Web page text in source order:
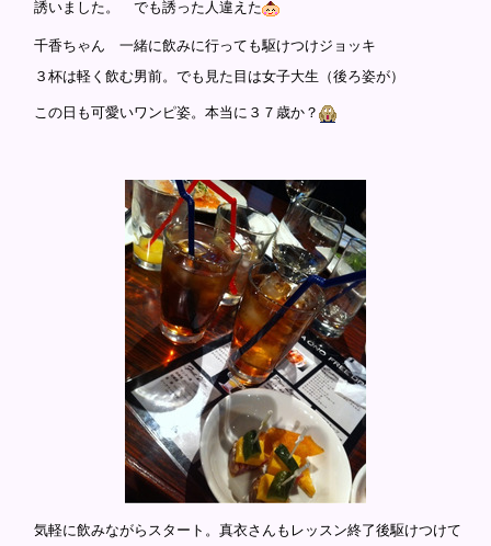
誘いました。 でも誘った人違えた
千香ちゃん 一緒に飲みに行っても駆けつけジョッキ
３杯は軽く飲む男前。でも見た目は女子大生（後ろ姿が）
この日も可愛いワンピ姿。本当に３７歳か？
気軽に飲みながらスタート。真衣さんもレッスン終了後駆けつけて